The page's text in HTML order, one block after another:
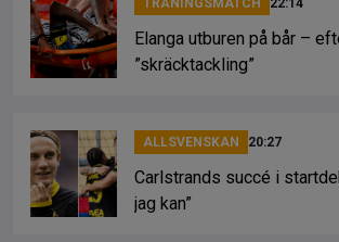
Elanga utburen på bår –
”skräcktackling”
ALLSVENSKAN 20:27
Carlstrands succé i
jag kan”